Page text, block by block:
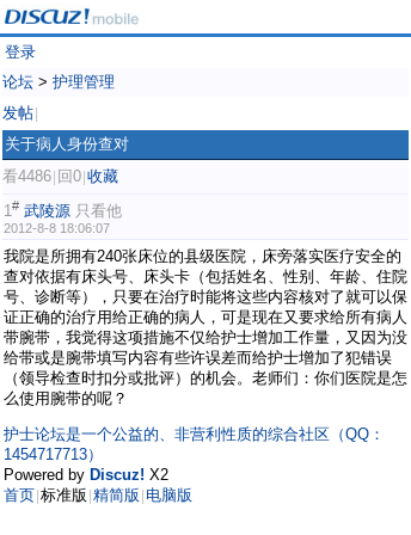
登录
论坛 > 护理管理
发帖
关于病人身份查对
看4486 回0 收藏
1# 武陵源 只看他
2012-8-8 18:06:07
我院是所拥有240张床位的县级医院，床旁落实医疗安全的
查对依据有床头号、床头卡（包括姓名、性别、年龄、住院
号、诊断等），只要在治疗时能将这些内容核对了就可以保
证正确的治疗用给正确的病人，可是现在又要求给所有病人
带腕带，我觉得这项措施不仅给护士增加工作量，又因为没
给带或是腕带填写内容有些许误差而给护士增加了犯错误
（领导检查时扣分或批评）的机会。老师们：你们医院是怎
么使用腕带的呢？
护士论坛是一个公益的、非营利性质的综合社区（QQ：
1454717713）
Powered by Discuz! X2
首页 标准版 精简版 电脑版